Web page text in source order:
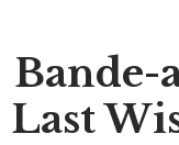
Bande-
Last